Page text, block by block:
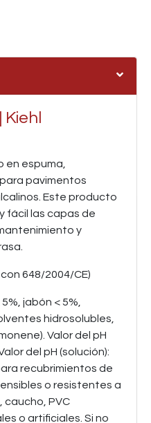
espuma,
pavimentos
Este producto
fácil las capas de
y
648/2004/CE)
jabón < 5%,
hidrosolubles,
Valor del pH
del pH (solución):
recubrimientos de
o resistentes a
caucho, PVC
o artificiales. Si no